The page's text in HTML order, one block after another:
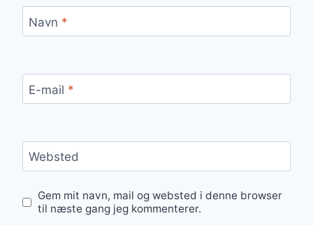
Navn *
E-mail *
Websted
Gem mit navn, mail og websted i denne browser
til næste gang jeg kommenterer.